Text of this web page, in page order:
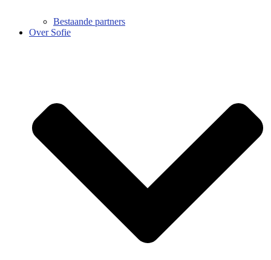
Bestaande partners
Over Sofie